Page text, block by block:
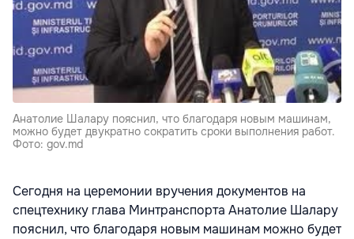
Анатолие Шалару пояснил, что благодаря новым машинам,
можно будет двукратно сократить сроки выполнения работ.
Фото: gov.md
Сегодня на церемонии вручения документов на
спецтехнику глава Минтранспорта Анатолие Шалару
пояснил, что благодаря новым машинам можно будет